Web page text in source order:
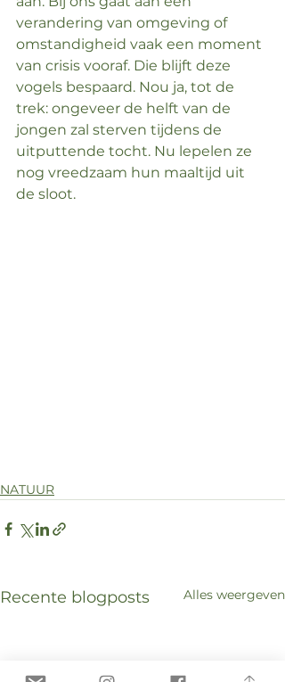
verandering van omgeving of
omstandigheid vaak een moment
van crisis vooraf. Die blijft deze
vogels bespaard. Nou ja, tot de
trek: ongeveer de helft van de
jongen zal sterven tijdens de
uitputtende tocht. Nu lepelen ze
nog vreedzaam hun maaltijd uit
de sloot.
NATUUR
Recente blogposts Alles weergeven